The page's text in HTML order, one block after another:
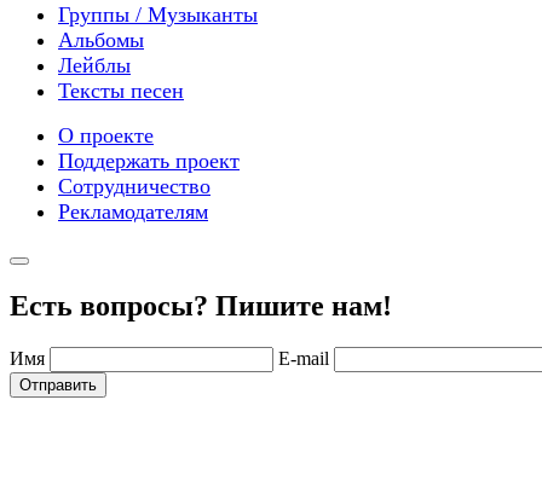
Группы / Музыканты
Альбомы
Лейблы
Тексты песен
О проекте
Поддержать проект
Сотрудничество
Рекламодателям
Есть вопросы? Пишите нам!
Имя E-mail